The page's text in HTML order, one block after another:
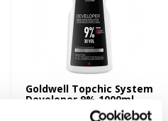
Goldwell Topchic System
Developer 9% 1000ml